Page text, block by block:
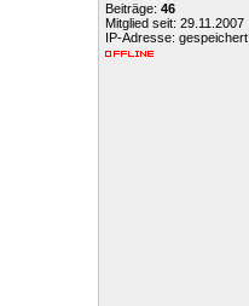
Beiträge: 46
Mitglied seit: 29.11.2007
IP-Adresse: gespeichert